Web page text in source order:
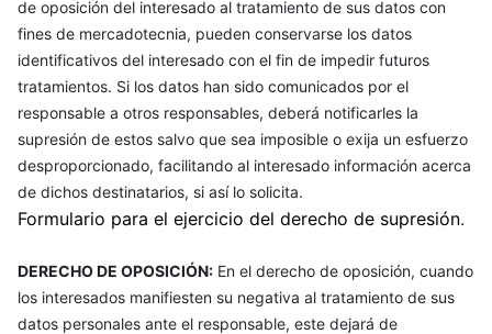
de oposición del interesado al tratamiento de sus datos con
fines de mercadotecnia, pueden conservarse los datos
identificativos del interesado con el fin de impedir futuros
tratamientos. Si los datos han sido comunicados por el
responsable a otros responsables, deberá notificarles la
supresión de estos salvo que sea imposible o exija un esfuerzo
desproporcionado, facilitando al interesado información acerca
de dichos destinatarios, si así lo solicita.
Formulario para el ejercicio del derecho de supresión.
DERECHO DE OPOSICIÓN: En el derecho de oposición, cuando
los interesados manifiesten su negativa al tratamiento de sus
datos personales ante el responsable, este dejará de